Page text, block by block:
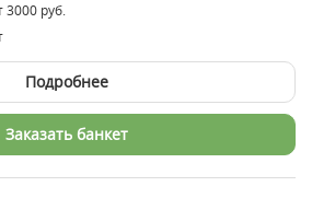
3000 руб.
Подробнее
Заказать банкет